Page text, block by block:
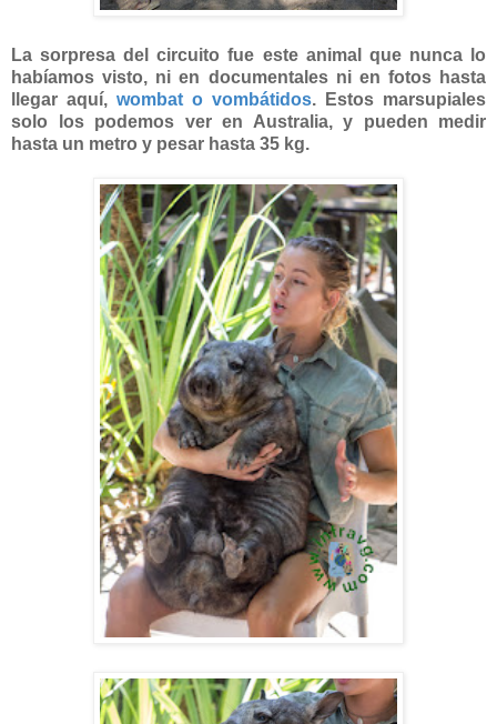
La sorpresa del circuito fue este animal que nunca lo
habíamos visto, ni en documentales ni en fotos hasta
llegar aquí, wombat o vombátidos. Estos marsupiales
solo los podemos ver en Australia, y pueden medir
hasta un metro y pesar hasta 35 kg.